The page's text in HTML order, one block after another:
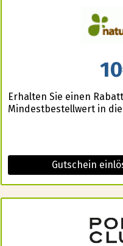
Erhalten Sie einen
Mindestbestellwert in
Gutschein